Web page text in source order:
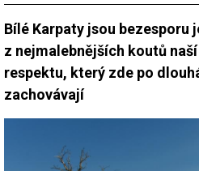
Bílé Karpaty jsou bezesporu
z nejmalebnějších koutů
respektu, který zde po
zachovávají